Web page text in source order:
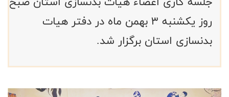
روز یکشنبه ۳ بهمن ماه در دفتر هیات
بدنسازی استان برگزار شد.